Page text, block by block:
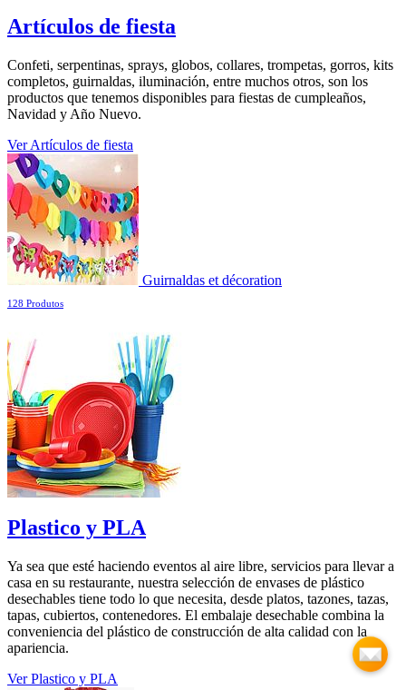
Artículos de fiesta
Confeti, serpentinas, sprays, globos, collares, trompetas, gorros, kits
completos, guirnaldas, iluminación, entre muchos otros, son los
productos que tenemos disponibles para fiestas de cumpleaños,
Navidad y Año Nuevo.
Ver Artículos de fiesta
Guirnaldas et décoration
128 Produtos
Plastico y PLA
Ya sea que esté haciendo eventos al aire libre, servicios para llevar a
casa en su restaurante, nuestra selección de envases de plástico
desechables tiene todo lo que necesita, desde platos, tazones, tazas,
tapas, cubiertos, contenedores. El embalaje desechable combina la
conveniencia del plástico de construcción de alta calidad con la
apariencia.
Ver Plastico y PLA